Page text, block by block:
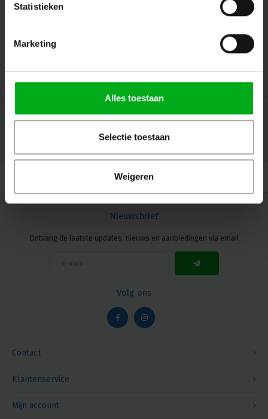
Statistieken
Marketing
Alles toestaan
Selectie toestaan
Weigeren
Contact
Klantenservice
© Copyright 2026 Megalight sa/nv - Theme byShopmonkey
Contact
Nieuwsbrief
Ontvang de laatste updates, nieuws en aanbiedingen via email
Volg ons
Klantenservice
Mijn account